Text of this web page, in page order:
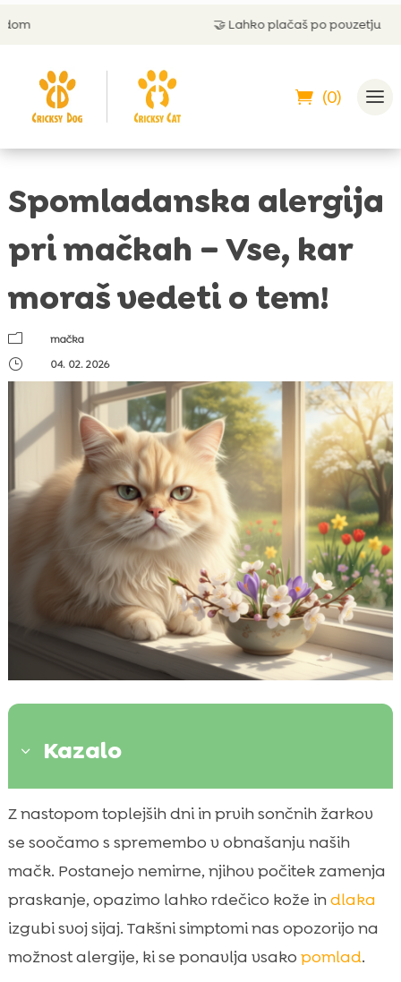
Lahko plačaš po povzetju
(0)
Spomladanska alergija
pri mačkah – Vse, kar
moraš vedeti o tem!
m
mačka
}
04. 02. 2026
3 Kazalo
 Kaj je spomladanska alergija in zakaj se pri
mačkah pojavi ravno spomladi
 spomladanska alergija pri mačkah
Najpogostejši vzroki: cvetni prah, trava,
Simptomi sezonske alergije pri mačkah, ki
jih najhitreje opazimo
Z nastopom toplejših dni in prvih sončnih žarkov
se soočamo s spremembo v obnašanju naših
mačk. Postanejo nemirne, njihov počitek zamenja
praskanje, opazimo lahko rdečico kože indlaka
izgubi svoj sijaj. Takšni simptomi nas opozorijo na
možnost alergije, ki se ponavlja vsako pomlad.